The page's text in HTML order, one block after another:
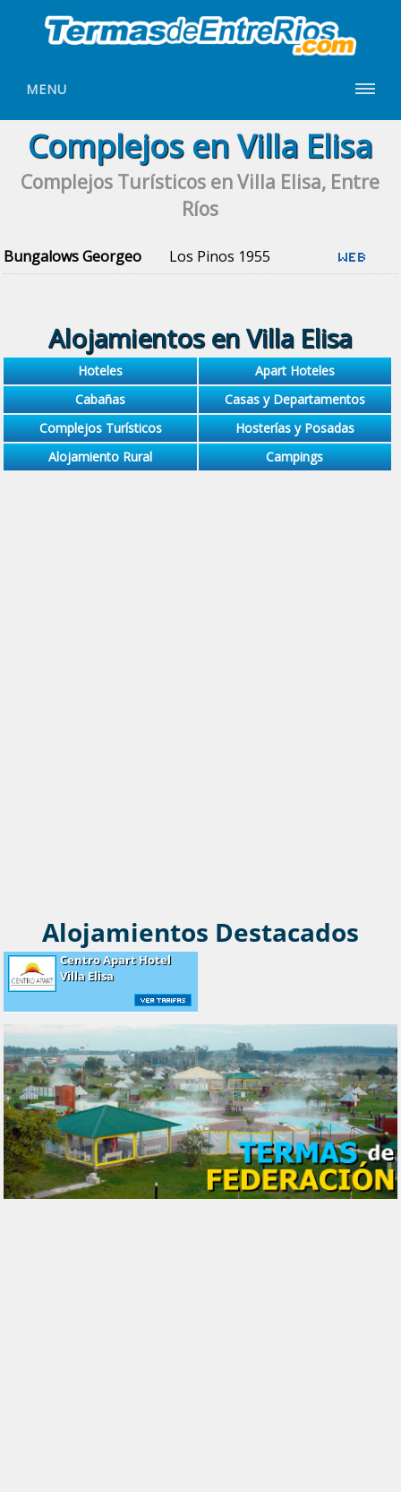
MENU
Complejos en Villa Elisa
Complejos Turísticos en Villa Elisa, Entre
Ríos
Bungalows Georgeo Los Pinos 1955
Alojamientos en Villa Elisa
Hoteles
Apart Hoteles
Cabañas
Casas y Departamentos
Complejos Turísticos
Hosterías y Posadas
Alojamiento Rural
Campings